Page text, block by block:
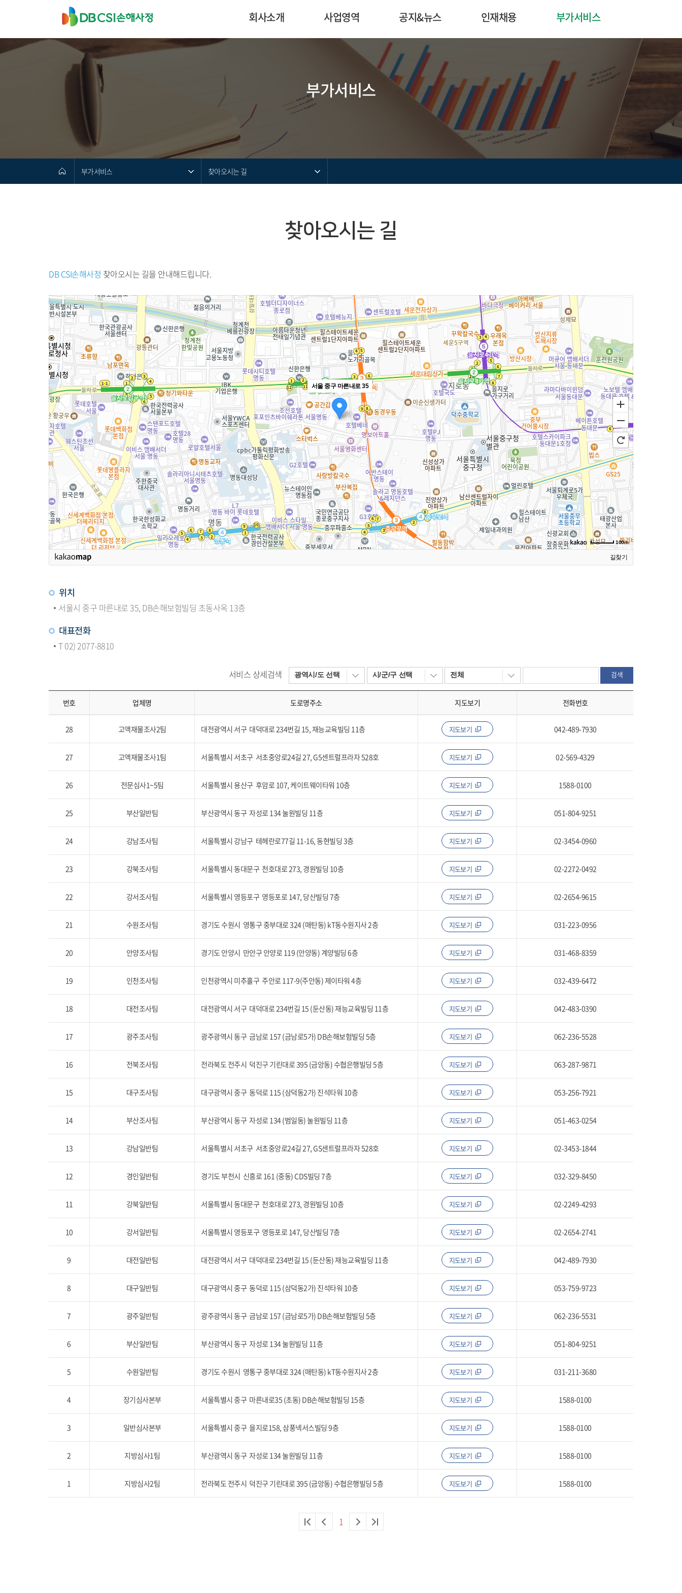
회사소개 사업영역 공지&뉴스 인재채용 부가서비스
부가서비스
부가서비스 찾아오시는 길
찾아오시는 길
DB CSI손해사정 찾아오시는 길을 안내해드립니다.
서울 중구 마른내로 35
100m
길찾기
위치
서울시 중구 마른내로 35, DB손해보험빌딩 초동사옥 13층
대표전화
T 02) 2077-8810
서비스 상세검색 검색
번호 업체명 도로명주소 지도보기 전화번호
28 고액재물조사2팀 대전광역시 서구 대덕대로 234번길 15, 재능교육빌딩 11층 지도보기 042-489-7930
27 고액재물조사1팀 서울특별시 서초구 서초중앙로24길 27, G5센트럴프라자 528호 지도보기 02-569-4329
26 전문심사1~5팀 서울특별시 용산구 후암로 107, 케이트웨이타워 10층 지도보기 1588-0100
25 부산일반팀 부산광역시 동구 자성로 134 눌원빌딩 11층 지도보기 051-804-9251
24 강남조사팀 서울특별시 강남구 테헤란로77길 11-16, 동현빌딩 3층 지도보기 02-3454-0960
23 강북조사팀 서울특별시 동대문구 천호대로 273, 경원빌딩 10층 지도보기 02-2272-0492
22 강서조사팀 서울특별시 영등포구 영등포로 147, 당산빌딩 7층 지도보기 02-2654-9615
21 수원조사팀 경기도 수원시 영통구 중부대로 324 (매탄동) kT동수원지사 2층 지도보기 031-223-0956
20 안양조사팀 경기도 안양시 만안구 안양로 119 (안양동) 계양빌딩 6층 지도보기 031-468-8359
19 인천조사팀 인천광역시 미추홀구 주안로 117-9(주안동) 제이타워 4층 지도보기 032-439-6472
18 대전조사팀 대전광역시 서구 대덕대로 234번길 15 (둔산동) 재능교육빌딩 11층 지도보기 042-483-0390
17 광주조사팀 광주광역시 동구 금남로 157 (금남로5가) DB손해보험빌딩 5층 지도보기 062-236-5528
16 전북조사팀 전라북도 전주시 덕진구 기린대로 395 (금앙동) 수협은행빌딩 5층 지도보기 063-287-9871
15 대구조사팀 대구광역시 중구 동덕로 115 (삼덕동2가) 진석타워 10층 지도보기 053-256-7921
14 부산조사팀 부산광역시 동구 자성로 134 (범일동) 눌원빌딩 11층 지도보기 051-463-0254
13 강남일반팀 서울특별시 서초구 서초중앙로24길 27, GS센트럴프라자 528호 지도보기 02-3453-1844
12 경인일반팀 경기도 부천시 신흥로 161 (중동) CDS빌딩 7층 지도보기 032-329-8450
11 강북일반팀 서울특별시 동대문구 천호대로 273, 경원빌딩 10층 지도보기 02-2249-4293
10 강서일반팀 서울특별시 영등포구 영등포로 147, 당산빌딩 7층 지도보기 02-2654-2741
9 대전일반팀 대전광역시 서구 대덕대로 234번길 15 (둔산동) 재능교육빌딩 11층 지도보기 042-489-7930
8 대구일반팀 대구광역시 중구 동덕로 115 (삼덕동2가) 진석타워 10층 지도보기 053-759-9723
7 광주일반팀 광주광역시 동구 금남로 157 (금남로5가) DB손해보험빌딩 5층 지도보기 062-236-5531
6 부산일반팀 부산광역시 동구 자성로 134 눌원빌딩 11층 지도보기 051-804-9251
5 수원일반팀 경기도 수원시 영통구 중부대로 324 (매탄동) kT동수원지사 2층 지도보기 031-211-3680
4 장기심사본부 서울특별시 중구 마른내로35 (초동) DB손해보험빌딩 15층 지도보기 1588-0100
3 일반심사본부 서울특별시 중구 을지로158, 삼풍넥서스빌딩 9층 지도보기 1588-0100
2 지방심사1팀 부산광역시 동구 자성로 134 눌원빌딩 11층 지도보기 1588-0100
1 지방심사2팀 전라북도 전주시 덕진구 기린대로 395 (금앙동) 수협은행빌딩 5층 지도보기 1588-0100
1